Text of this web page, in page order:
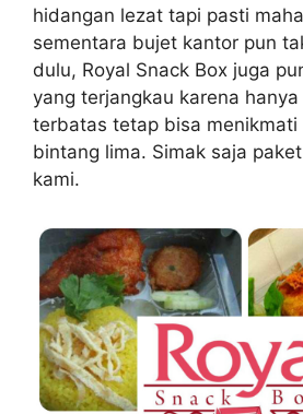
hidangan lezat tapi pasti
sementara bujet kantor pun
dulu, Royal Snack Box juga
yang terjangkau karena
terbatas tetap bisa menikmati
bintang lima. Simak saja
kami.